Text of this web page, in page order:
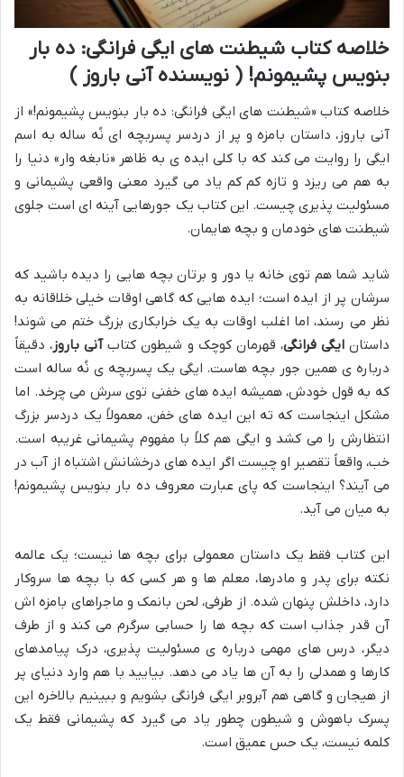
خلاصه کتاب شیطنت های ایگی فرانگی: ده بار
بنویس پشیمونم! ( نویسنده آنی باروز )
خلاصه کتاب «شیطنت های ایگی فرانگی: ده بار بنویس پشیمونم!» از
آنی باروز، داستان بامزه و پر از دردسر پسربچه ای نُه ساله به اسم
ایگی را روایت می کند که با کلی ایده ی به ظاهر «نابغه وار» دنیا را
به هم می ریزد و تازه کم کم یاد می گیرد معنی واقعی پشیمانی و
مسئولیت پذیری چیست. این کتاب یک جورهایی آینه ای است جلوی
شیطنت های خودمان و بچه هایمان.
شاید شما هم توی خانه یا دور و برتان بچه هایی را دیده باشید که
سرشان پر از ایده است؛ ایده هایی که گاهی اوقات خیلی خلاقانه به
نظر می رسند، اما اغلب اوقات به یک خرابکاری بزرگ ختم می شوند!
داستانایگی فرانگی، قهرمان کوچک و شیطون کتابآنی باروز، دقیقاً
درباره ی همین جور بچه هاست. ایگی یک پسربچه ی نُه ساله است
که به قول خودش، همیشه ایده های خفنی توی سرش می چرخد. اما
مشکل اینجاست که ته این ایده های خفن، معمولاً یک دردسر بزرگ
انتظارش را می کشد و ایگی هم کلاً با مفهوم پشیمانی غریبه است.
خب، واقعاً تقصیر او چیست اگر ایده های درخشانش اشتباه از آب در
می آیند؟ اینجاست که پای عبارت معروف ده بار بنویس پشیمونم!
به میان می آید.
این کتاب فقط یک داستان معمولی برای بچه ها نیست؛ یک عالمه
نکته برای پدر و مادرها، معلم ها و هر کسی که با بچه ها سروکار
دارد، داخلش پنهان شده. از طرفی، لحن بانمک و ماجراهای بامزه اش
آن قدر جذاب است که بچه ها را حسابی سرگرم می کند و از طرف
دیگر، درس های مهمی درباره ی مسئولیت پذیری، درک پیامدهای
کارها و همدلی را به آن ها یاد می دهد. بیایید با هم وارد دنیای پر
از هیجان و گاهی هم آبروبر ایگی فرانگی بشویم و ببینیم بالاخره این
پسرک باهوش و شیطون چطور یاد می گیرد که پشیمانی فقط یک
کلمه نیست، یک حس عمیق است.